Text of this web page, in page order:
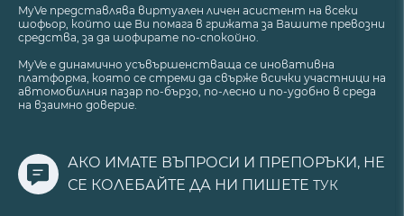
MyVe представлява виртуален личен асистент на всеки
шофьор, който ще Ви помага в грижата за Вашите превозни
средства, за да шофирате по-спокойно.
MyVe е динамично усъвършенстваща се иновативна
платформа, която се стреми да свърже всички участници на
автомобилния пазар по-бързо, по-лесно и по-удобно в среда
на взаимно доверие.
АКО ИМАТЕ ВЪПРОСИ И ПРЕПОРЪКИ, НЕ
СЕ КОЛЕБАЙТЕ ДА НИ ПИШЕТЕ ТУК